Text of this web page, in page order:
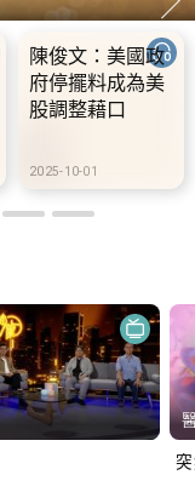
陳俊文：美國政
府停擺料成為美
股調整藉口
2025-10-01